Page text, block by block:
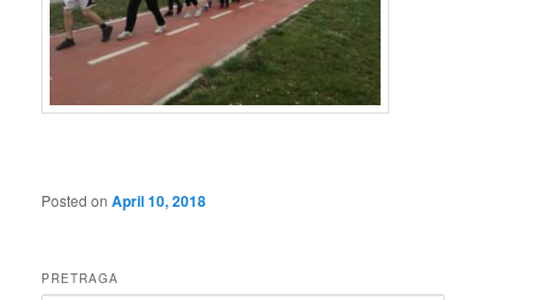
Posted onApril 10, 2018
PRETRAGA